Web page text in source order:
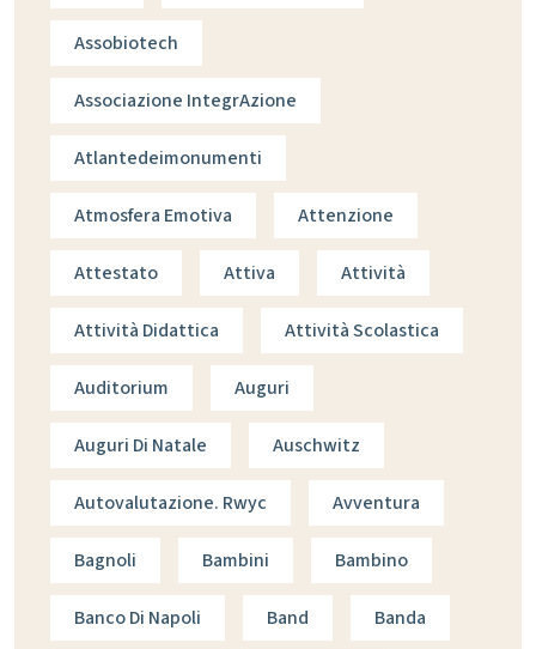
Assobiotech
Associazione IntegrAzione
Atlantedeimonumenti
Atmosfera Emotiva Attenzione
Attestato Attiva Attività
Attività Didattica Attività Scolastica
Auditorium Auguri
Auguri Di Natale Auschwitz
Autovalutazione. Rwyc Avventura
Bagnoli Bambini Bambino
Banco Di Napoli Band Banda